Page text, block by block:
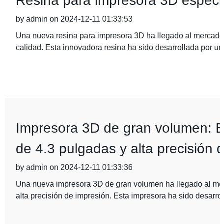
by admin on 2024-12-11 01:33:53
Una nueva resina para impresora 3D ha llegado al
calidad. Esta innovadora resina ha sido desarrollada por
Impresora 3D de gran volumen:
de 4.3 pulgadas y alta precisión
by admin on 2024-12-11 01:33:36
Una nueva impresora 3D de gran volumen ha llegado al
alta precisión de impresión. Esta impresora ha sido